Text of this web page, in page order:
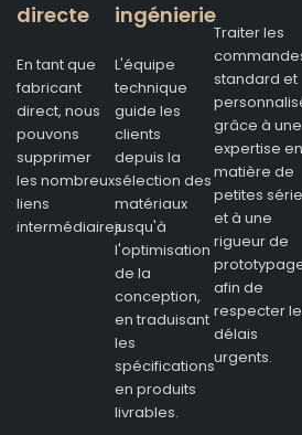
directe
En tant que
fabricant
direct, nous
pouvons
supprimer
les nombreux
liens
intermédiaires.
ingénierie
L'équipe
technique
guide les
clients
depuis la
sélection des
matériaux
jusqu'à
l'optimisation
de la
conception,
en traduisant
les
spécifications
en produits
livrables.
Traiter les
standard et
grâce à une
expertise en
matière de
petites
et à une
rigueur de
afin de
respecter
délais
urgents.